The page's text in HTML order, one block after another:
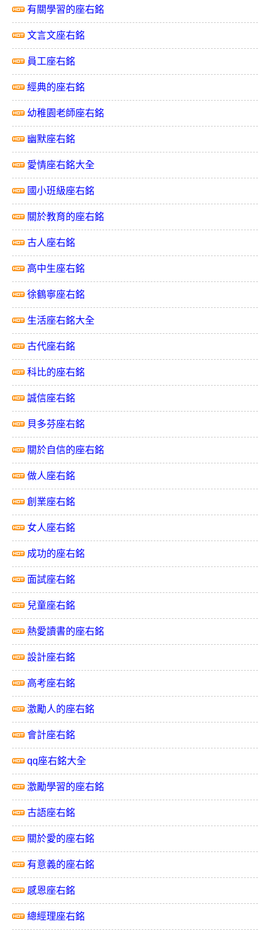
有關學習的座右銘
文言文座右銘
員工座右銘
經典的座右銘
幼稚園老師座右銘
幽默座右銘
愛情座右銘大全
國小班級座右銘
關於教育的座右銘
古人座右銘
高中生座右銘
徐鶴寧座右銘
生活座右銘大全
古代座右銘
科比的座右銘
誠信座右銘
貝多芬座右銘
關於自信的座右銘
做人座右銘
創業座右銘
女人座右銘
成功的座右銘
面試座右銘
兒童座右銘
熱愛讀書的座右銘
設計座右銘
高考座右銘
激勵人的座右銘
會計座右銘
qq座右銘大全
激勵學習的座右銘
古語座右銘
關於愛的座右銘
有意義的座右銘
感恩座右銘
總經理座右銘